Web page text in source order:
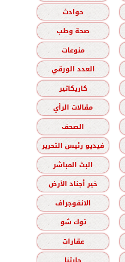
حوادث
صحة وطب
منوعات
العدد الورقي
كاريكاتير
مقالات الرأي
الصحف
فيديو رئيس التحرير
البث المباشر
خير أجناد الأرض
الانفوجراف
توك شو
عقارات